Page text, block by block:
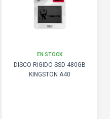
EN STOCK
DISCO RIGIDO SSD 480GB
KINGSTON A40